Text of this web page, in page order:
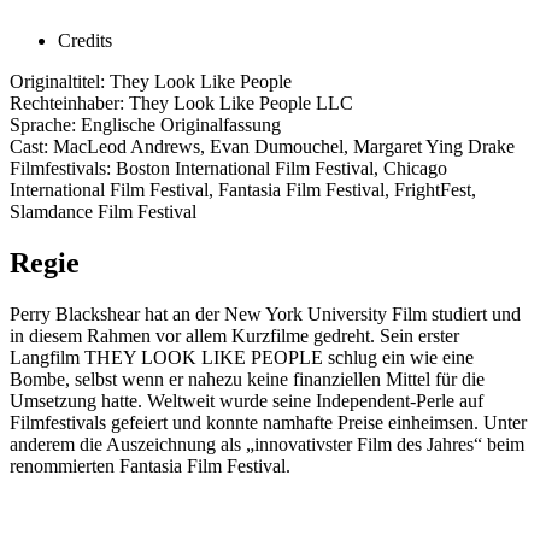
Credits
Originaltitel: They Look Like People
Rechteinhaber: They Look Like People LLC
Sprache: Englische Originalfassung
Cast: MacLeod Andrews, Evan Dumouchel, Margaret Ying Drake
Filmfestivals: Boston International Film Festival, Chicago
International Film Festival, Fantasia Film Festival, FrightFest,
Slamdance Film Festival
Regie
Perry Blackshear hat an der New York University Film studiert und
in diesem Rahmen vor allem Kurzfilme gedreht. Sein erster
Langfilm THEY LOOK LIKE PEOPLE schlug ein wie eine
Bombe, selbst wenn er nahezu keine finanziellen Mittel für die
Umsetzung hatte. Weltweit wurde seine Independent-Perle auf
Filmfestivals gefeiert und konnte namhafte Preise einheimsen. Unter
anderem die Auszeichnung als „innovativster Film des Jahres“ beim
renommierten Fantasia Film Festival.